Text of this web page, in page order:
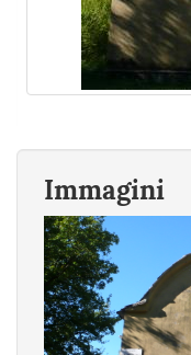
Immagini